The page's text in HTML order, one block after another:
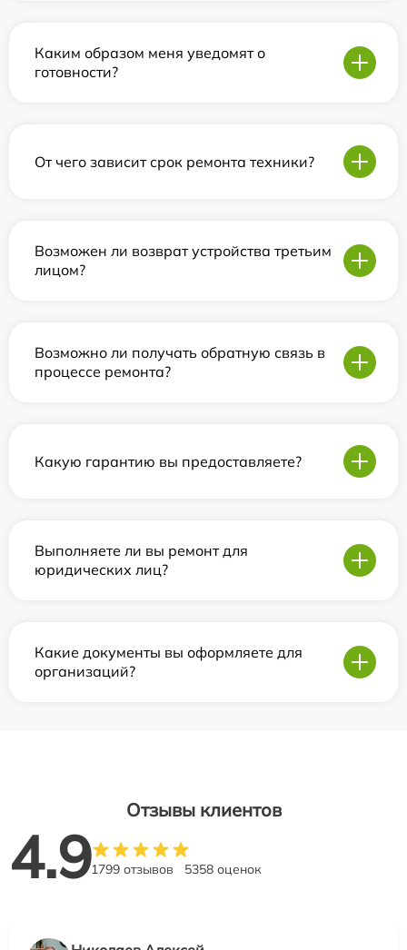
Каким образом меня уведомят о
готовности?
От чего зависит срок ремонта техники?
Возможен ли возврат устройства третьим
лицом?
Возможно ли получать обратную связь в
процессе ремонта?
Какую гарантию вы предоставляете?
Выполняете ли вы ремонт для
юридических лиц?
Какие документы вы оформляете для
организаций?
Отзывы клиентов
4.91799 отзывов 5358 оценок